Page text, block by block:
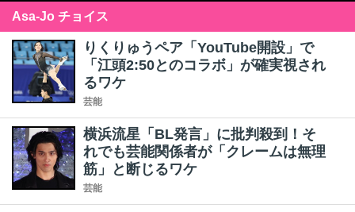
Asa-Jo チョイス
りくりゅうペア「YouTube開設」で
「江頭2:50とのコラボ」が確実視され
るワケ
芸能
横浜流星「BL発言」に批判殺到！そ
れでも芸能関係者が「クレームは無理
筋」と断じるワケ
芸能